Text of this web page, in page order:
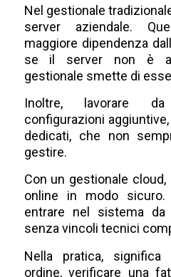
Nel gestionale
server aziendale.
maggiore dipendenza
se il server non è
gestionale smette di
Inoltre, lavorare
configurazioni
dedicati, che non
gestire.
Con un gestionale
online in modo
entrare nel sistema da
senza vincoli tecnici
Nella pratica,
ordine, verificare una